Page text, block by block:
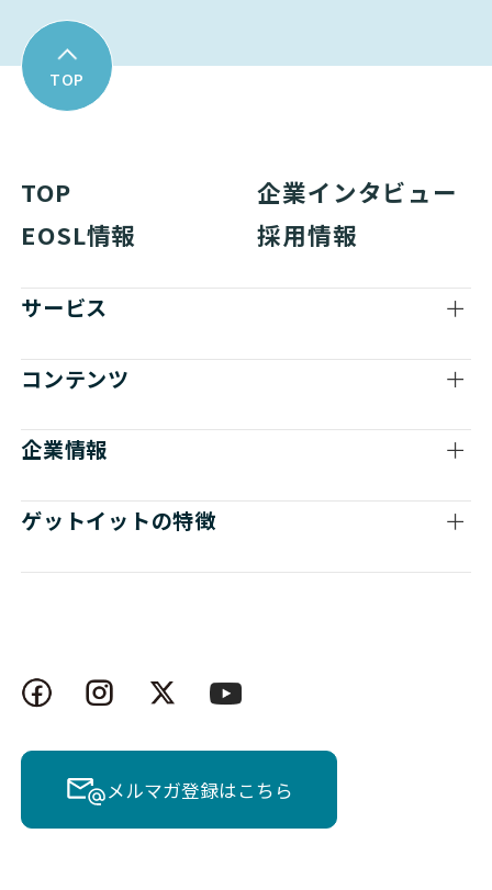
TOP
TOP
企業インタビュー
EOSL情報
採用情報
サービス
コンテンツ
企業情報
ゲットイットの特徴
メルマガ登録はこちら